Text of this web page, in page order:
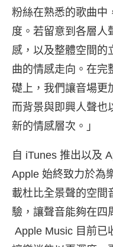
粉絲在熟悉的歌曲中
度。若留意到各層人
感，以及整體空間的
曲的情感走向。 在完
礎上，我們讓音場更
而背景與即興人聲也
新的情感層次。」
自 iTunes 推出以及
Apple 始終致力於為
載杜比全景聲的空間
驗，讓聲音能夠在四
Apple Music 目前已